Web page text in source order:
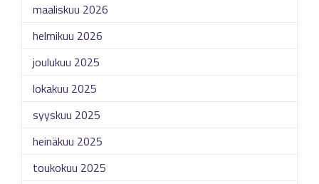
maaliskuu 2026
helmikuu 2026
joulukuu 2025
lokakuu 2025
syyskuu 2025
heinäkuu 2025
toukokuu 2025